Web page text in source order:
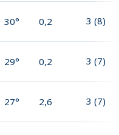
30° 0,2 3 (8)
29° 0,2 3 (7)
27° 2,6 3 (7)